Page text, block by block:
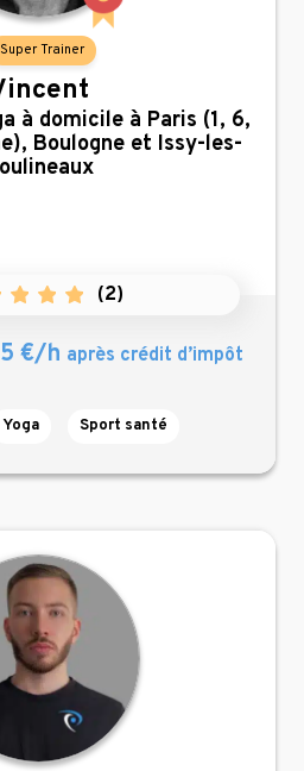
Super Trainer
Vincent
à domicile à Paris (1, 6,
Boulogne et Issy-les-
(2)
€/h après crédit d’impôt
Yoga Sport santé